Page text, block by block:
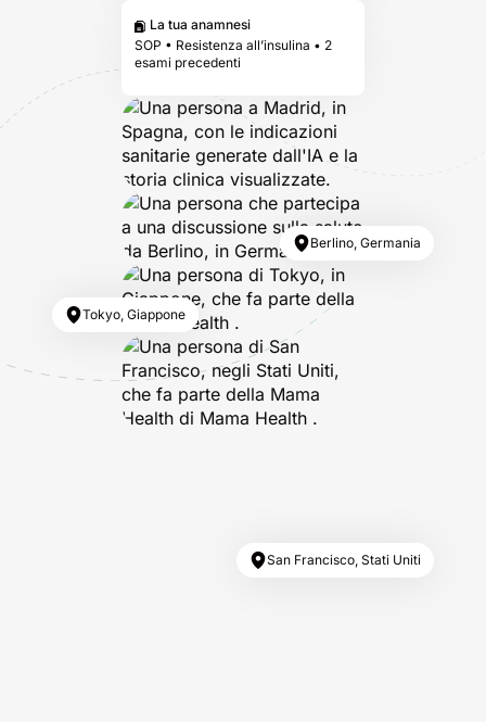
La tua anamnesi
SOP • Resistenza all’insulina • 2
esami precedenti
Berlino, Germania
Tokyo, Giappone
San Francisco, Stati Uniti